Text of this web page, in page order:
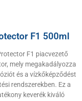
F1 500ml
F1 piacvezető
mely megakadályozza
és a vízkőképződést
rendszerekben. Ez a
keverék kiváló